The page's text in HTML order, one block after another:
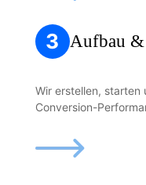
3 Aufbau
Wir erstellen, starten
Conversion-